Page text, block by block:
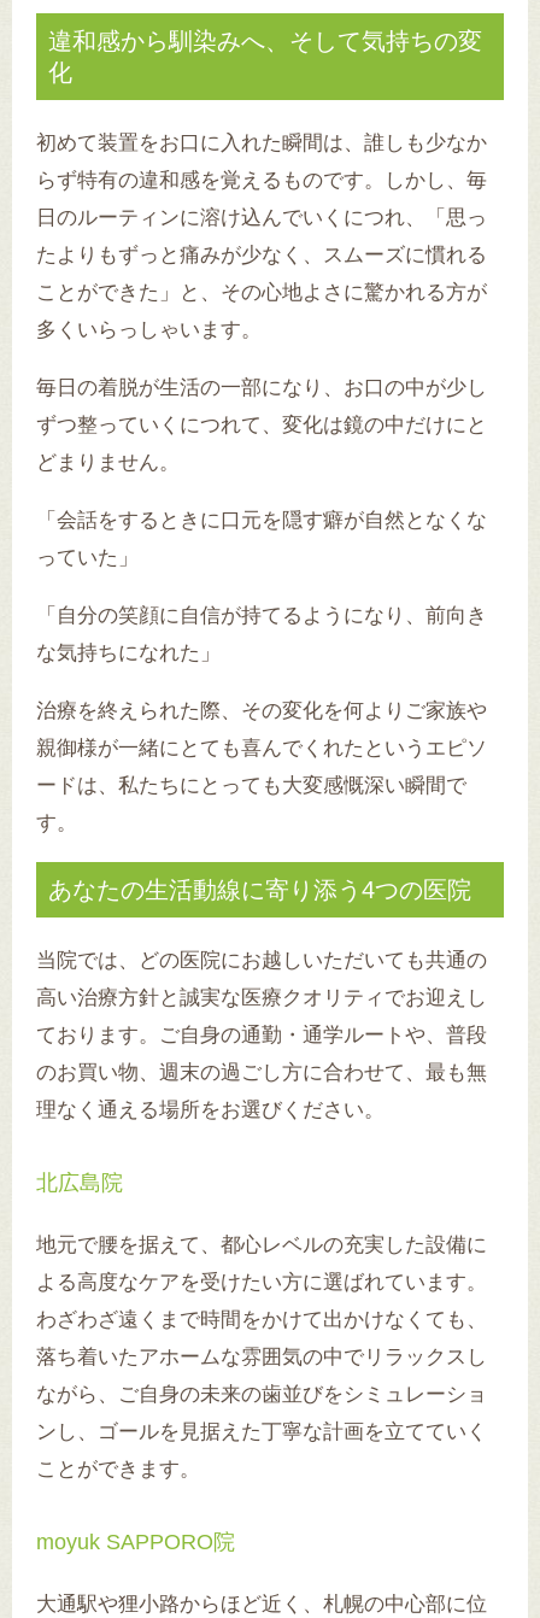
違和感から馴染みへ、そして気持ちの変
化
初めて装置をお口に入れた瞬間は、誰しも少なか
らず特有の違和感を覚えるものです。しかし、毎
日のルーティンに溶け込んでいくにつれ、「思っ
たよりもずっと痛みが少なく、スムーズに慣れる
ことができた」と、その心地よさに驚かれる方が
多くいらっしゃいます。
毎日の着脱が生活の一部になり、お口の中が少し
ずつ整っていくにつれて、変化は鏡の中だけにと
どまりません。
「会話をするときに口元を隠す癖が自然となくな
っていた」
「自分の笑顔に自信が持てるようになり、前向き
な気持ちになれた」
治療を終えられた際、その変化を何よりご家族や
親御様が一緒にとても喜んでくれたというエピソ
ードは、私たちにとっても大変感慨深い瞬間で
す。
あなたの生活動線に寄り添う4つの医院
当院では、どの医院にお越しいただいても共通の
高い治療方針と誠実な医療クオリティでお迎えし
ております。ご自身の通勤・通学ルートや、普段
のお買い物、週末の過ごし方に合わせて、最も無
理なく通える場所をお選びください。
北広島院
地元で腰を据えて、都心レベルの充実した設備に
よる高度なケアを受けたい方に選ばれています。
わざわざ遠くまで時間をかけて出かけなくても、
落ち着いたアホームな雰囲気の中でリラックスし
ながら、ご自身の未来の歯並びをシミュレーショ
ンし、ゴールを見据えた丁寧な計画を立てていく
ことができます。
moyuk SAPPORO院
大通駅や狸小路からほど近く、札幌の中心部に位